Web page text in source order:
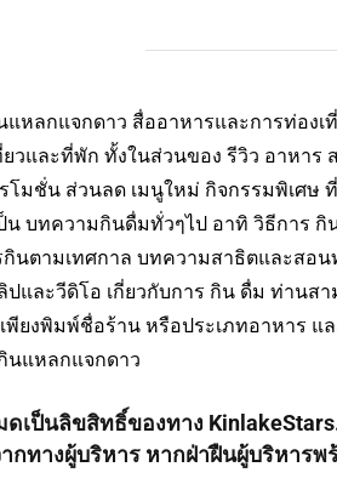
แหลกแจกดาว สื่ออาหารและการท่อง
ยวและที่พัก ทั้งในส่วนของ รีวิว อาหา
มชั่น ส่วนลด เมนูใหม่ กิจกรรมพิเศษ
น บทความกินดื่มทั่วๆไป อาทิ วิธีการ
นตามเทศกาล บทความสาธิตและสอน
ปและวีดิโอ เกี่ยวกับการ กิน ดื่ม ท่าน
พียงพิมพ์ชื่อร้าน หรือประเภทอาหาร แ
นแหลกแจกดาว
ดเป็นลิขสิทธิ์ของทาง
กทางผู้บริหาร หากฝ่าฝืนผู้บริหาร